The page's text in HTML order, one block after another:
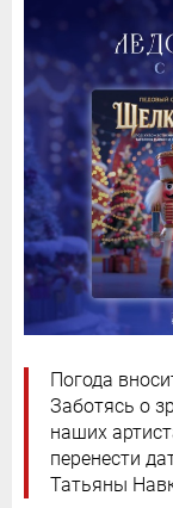
Погода
Заботясь о
наших
перенести
Татьяны